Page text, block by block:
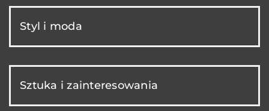
Styl i moda
Sztuka i zainteresowania